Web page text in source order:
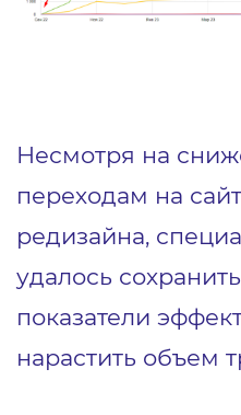
Несмотря на
переходам на
редизайна,
удалось
показатели
нарастить объем